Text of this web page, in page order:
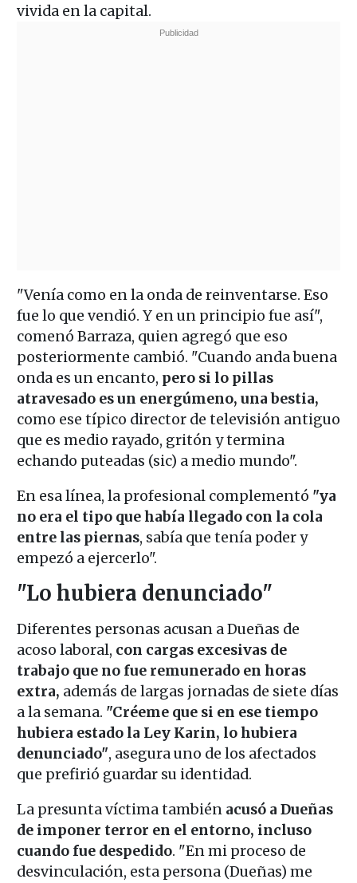
vivida en la capital.
"Venía como en la onda de reinventarse. Eso
fue lo que vendió. Y en un principio fue así",
comenó Barraza, quien agregó que eso
posteriormente cambió. "Cuando anda buena
onda es un encanto, pero si lo pillas
atravesado es un energúmeno, una bestia,
como ese típico director de televisión antiguo
que es medio rayado, gritón y termina
echando puteadas (sic) a medio mundo".
En esa línea, la profesional complementó "ya
no era el tipo que había llegado con la cola
entre las piernas, sabía que tenía poder y
empezó a ejercerlo".
"Lo hubiera denunciado"
Diferentes personas acusan a Dueñas de
acoso laboral, con cargas excesivas de
trabajo que no fue remunerado en horas
extra, además de largas jornadas de siete días
a la semana. "Créeme que si en ese tiempo
hubiera estado la Ley Karin, lo hubiera
denunciado", asegura uno de los afectados
que prefirió guardar su identidad.
La presunta víctima también acusó a Dueñas
de imponer terror en el entorno, incluso
cuando fue despedido. "En mi proceso de
desvinculación, esta persona (Dueñas) me